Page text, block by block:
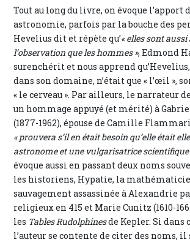
Tout au long du livre, on évoque l’apport
astronomie, parfois par la bouche des
Hevelius dit et répète qu’« elles sont aussi
l’observation que les hommes », Edmond
surenchérit et nous apprend
dans son domaine, n’était que « l’œil »,
« le cerveau ». Par ailleurs, le narrateur
un hommage appuyé (et mérité) à
(1877-1962), épouse de Camille
« prouvera s’il en était besoin qu’elle était
astronome et une vulgarisatrice scientifique
évoque aussi en passant deux noms
les historiens, Hypatie, la
sauvagement assassinée à Alexandrie
religieux en 415 et Marie Cunitz (1610-
les Tables Rudolphinesde Kepler. Si dans
l’auteur se contente de citer des noms, il